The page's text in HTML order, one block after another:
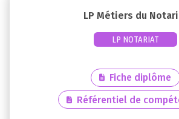
LP Métiers du
LP NOTARIAT
Fiche diplôme
Référentiel de